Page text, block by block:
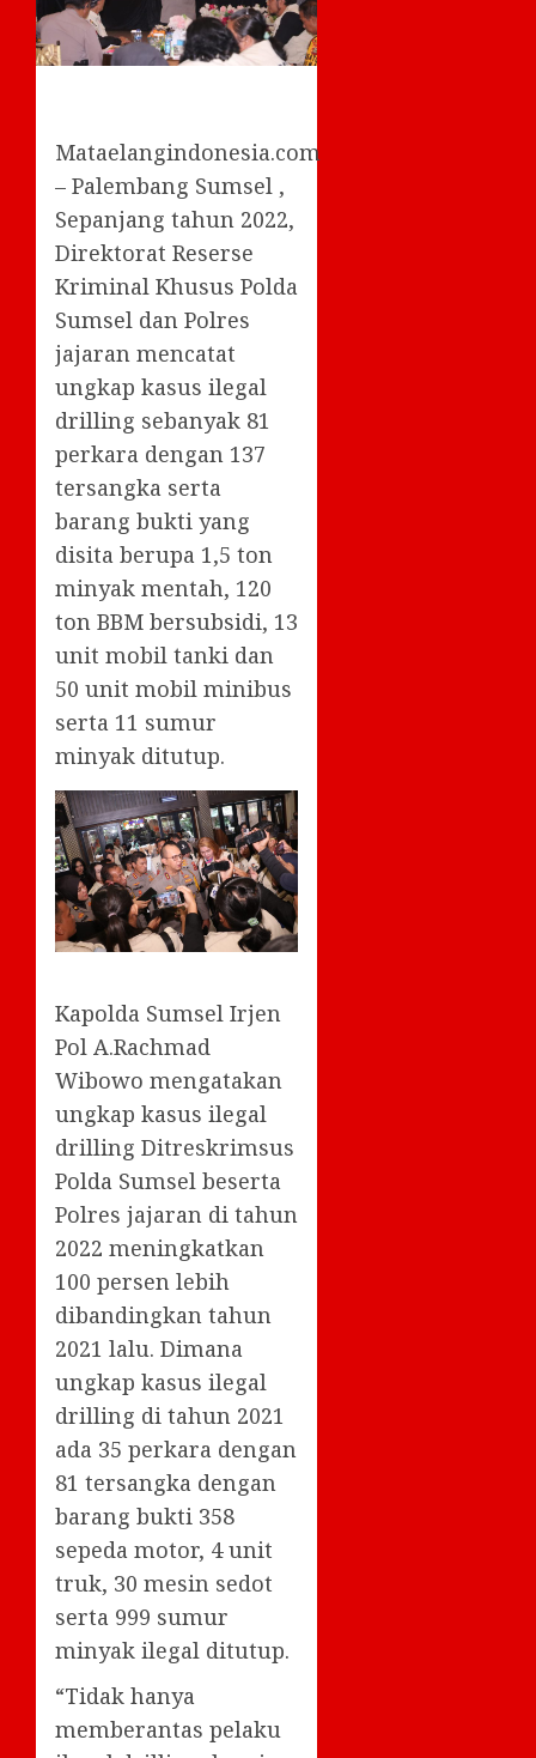
Mataelangindonesia.com
– Palembang Sumsel ,
Sepanjang tahun 2022,
Direktorat Reserse
Kriminal Khusus Polda
Sumsel dan Polres
jajaran mencatat
ungkap kasus ilegal
drilling sebanyak 81
perkara dengan 137
tersangka serta
barang bukti yang
disita berupa 1,5 ton
minyak mentah, 120
ton BBM bersubsidi, 13
unit mobil tanki dan
50 unit mobil minibus
serta 11 sumur
minyak ditutup.
Kapolda Sumsel Irjen
Pol A.Rachmad
Wibowo mengatakan
ungkap kasus ilegal
drilling Ditreskrimsus
Polda Sumsel beserta
Polres jajaran di tahun
2022 meningkatkan
100 persen lebih
dibandingkan tahun
2021 lalu. Dimana
ungkap kasus ilegal
drilling di tahun 2021
ada 35 perkara dengan
81 tersangka dengan
barang bukti 358
sepeda motor, 4 unit
truk, 30 mesin sedot
serta 999 sumur
minyak ilegal ditutup.
“Tidak hanya
memberantas pelaku